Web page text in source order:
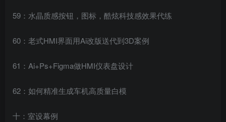
59：水晶质感按钮，图标，酷炫科技感效果代练
60：老式HMI界面用Ai改版送代到3D案例
61：Ai+Ps+Figma做HMI仪表盘设计
62：如何精准生成车机高质量白模
十：室设幕例